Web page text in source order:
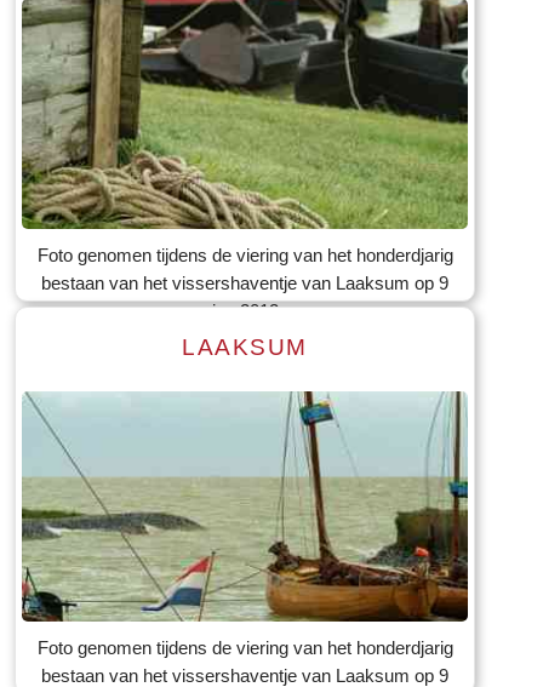
Lees meer
Tekst: © Foto: © Bauke Folkertsma
Foto genomen tijdens de viering van het honderdjarig
bestaan van het vissershaventje van Laaksum op 9
jun 2012
Lees meer
Tekst: © Foto: © Bauke Folkertsma
LAAKSUM
Foto genomen tijdens de viering van het honderdjarig
bestaan van het vissershaventje van Laaksum op 9